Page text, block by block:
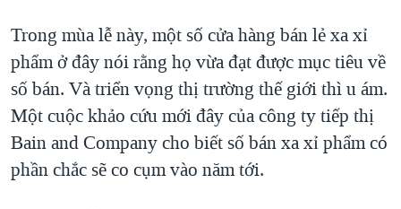
Trong mùa lễ này, một số cửa hàng bán lẻ xa xỉ
phẩm ở đây nói rằng họ vừa đạt được mục tiêu về
số bán. Và triển vọng thị trường thế giới thì u ám.
Một cuộc khảo cứu mới đây của công ty tiếp thị
Bain and Company cho biết số bán xa xỉ phẩm có
phần chắc sẽ co cụm vào năm tới.